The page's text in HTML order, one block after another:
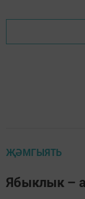
ҖӘМГЫЯТЬ
Ябыклык –